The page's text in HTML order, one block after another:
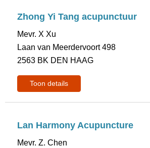
Zhong Yi Tang acupunctuur
Mevr. X Xu
Laan van Meerdervoort 498
2563 BK DEN HAAG
Toon details
Lan Harmony Acupuncture
Mevr. Z. Chen